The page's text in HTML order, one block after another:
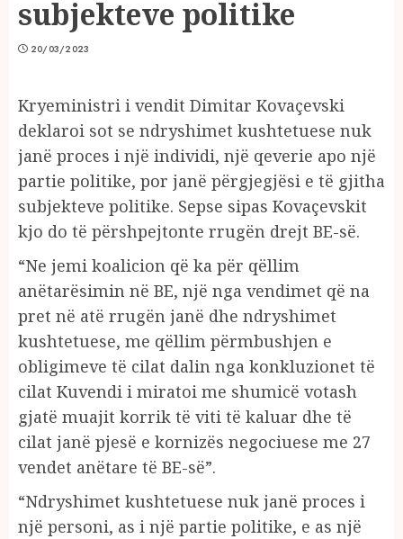
subjekteve politike
20/03/2023
Kryeministri i vendit Dimitar Kovaçevski
deklaroi sot se ndryshimet kushtetuese nuk
janë proces i një individi, një qeverie apo një
partie politike, por janë përgjegjësi e të gjitha
subjekteve politike. Sepse sipas Kovaçevskit
kjo do të përshpejtonte rrugën drejt BE-së.
“Ne jemi koalicion që ka për qëllim
anëtarësimin në BE, një nga vendimet që na
pret në atë rrugën janë dhe ndryshimet
kushtetuese, me qëllim përmbushjen e
obligimeve të cilat dalin nga konkluzionet të
cilat Kuvendi i miratoi me shumicë votash
gjatë muajit korrik të viti të kaluar dhe të
cilat janë pjesë e kornizës negociuese me 27
vendet anëtare të BE-së”.
“Ndryshimet kushtetuese nuk janë proces i
një personi, as i një partie politike, e as një